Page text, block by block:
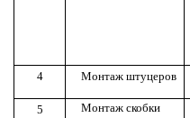
4
Монтаж штуцеров
5
Монтаж скобки